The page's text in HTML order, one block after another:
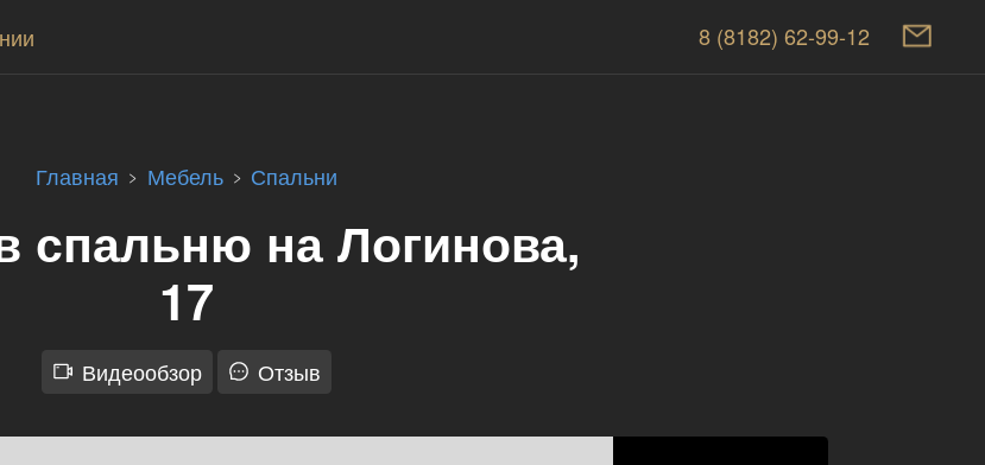
8 (8182) 62-99-12
Главная Мебель Спальни
спальню на Логинова,
17
Видеообзор Отзыв